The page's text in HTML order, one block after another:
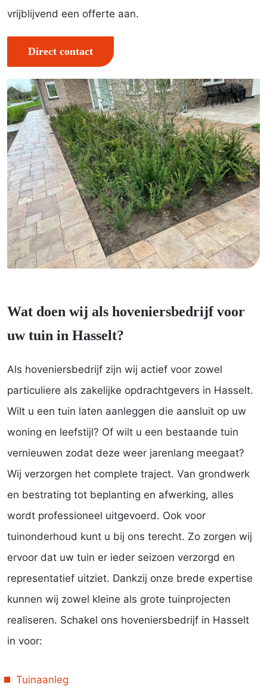
vrijblijvend een offerte aan.
Direct contact
Wat doen wij als hoveniersbedrijf voor
uw tuin in Hasselt?
Als hoveniersbedrijf zijn wij actief voor zowel
particuliere als zakelijke opdrachtgevers in Hasselt.
Wilt u een tuin laten aanleggen die aansluit op uw
woning en leefstijl? Of wilt u een bestaande tuin
vernieuwen zodat deze weer jarenlang meegaat?
Wij verzorgen het complete traject. Van grondwerk
en bestrating tot beplanting en afwerking, alles
wordt professioneel uitgevoerd. Ook voor
tuinonderhoud kunt u bij ons terecht. Zo zorgen wij
ervoor dat uw tuin er ieder seizoen verzorgd en
representatief uitziet. Dankzij onze brede expertise
kunnen wij zowel kleine als grote tuinprojecten
realiseren. Schakel ons hoveniersbedrijf in Hasselt
in voor:
Tuinaanleg